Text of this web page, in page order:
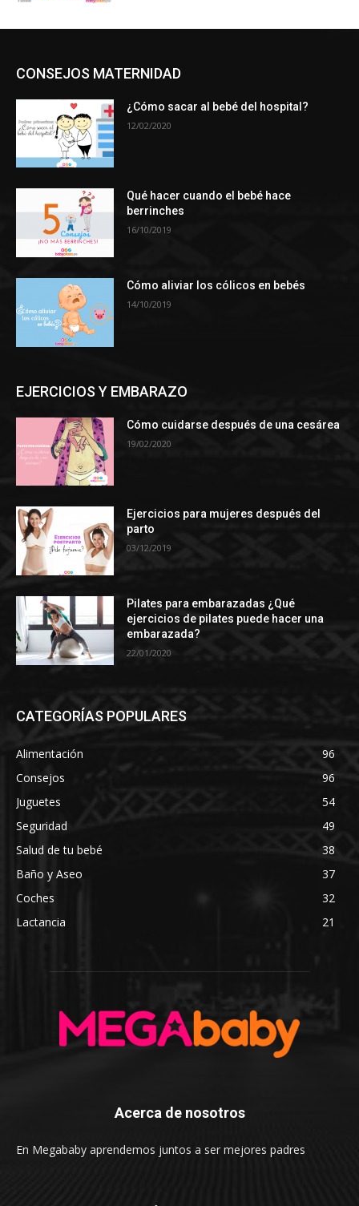
CONSEJOS MATERNIDAD
¿Cómo sacar al bebé del hospital?
12/02/2020
Qué hacer cuando el bebé hace
berrinches
16/10/2019
Cómo aliviar los cólicos en bebés
14/10/2019
EJERCICIOS Y EMBARAZO
Cómo cuidarse después de una cesárea
19/02/2020
Ejercicios para mujeres después del
parto
03/12/2019
Pilates para embarazadas ¿Qué
ejercicios de pilates puede hacer una
embarazada?
22/01/2020
CATEGORÍAS POPULARES
Alimentación
96
Consejos
96
Juguetes
54
Seguridad
49
Salud de tu bebé
38
Baño y Aseo
37
Coches
32
Lactancia
21
Acerca de nosotros
En Megababy aprendemos juntos a ser mejores padres